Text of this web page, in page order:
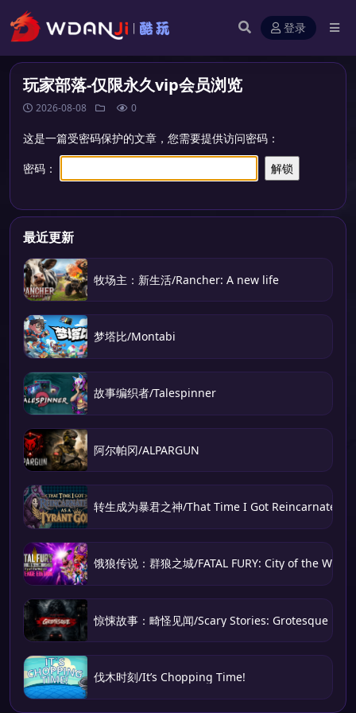
登录
玩家部落-仅限永久vip会员浏览
2026-08-08 0
这是一篇受密码保护的文章，您需要提供访问密码：
密码：
最近更新
牧场主：新生活/Rancher: A new life
梦塔比/Montabi
故事编织者/Talespinner
阿尔帕冈/ALPARGUN
转生成为暴君之神/That Time I Got Reincarnated
饿狼传说：群狼之城/FATAL FURY: City of the
惊悚故事：畸怪见闻/Scary Stories: Grotesque
伐木时刻/It’s Chopping Time!